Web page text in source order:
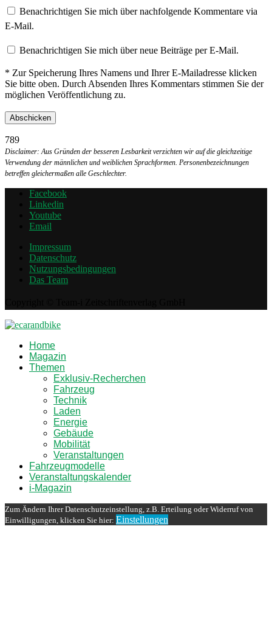
Benachrichtigen Sie mich über nachfolgende Kommentare via
E-Mail.
Benachrichtigen Sie mich über neue Beiträge per E-Mail.
* Zur Speicherung Ihres Namens und Ihrer E-Mailadresse klicken
Sie bitte oben. Durch Absenden Ihres Kommentars stimmen Sie der
möglichen Veröffentlichung zu.
789
Disclaimer: Aus Gründen der besseren Lesbarkeit verzichten wir auf die gleichzeitige
Verwendung der männlichen und weiblichen Sprachformen. Personenbezeichnungen
betreffen gleichermaßen alle Geschlechter.
Facebook
Linkedin
Youtube
Email
Impressum
Datenschutz
Nutzungsbedingungen
Das Team
Home
Magazin
Themen
Exklusiv-Recherchen
Fahrzeug
Technik
Laden
Energie
Gebäude
Mobilität
Veranstaltungen
Fahrzeugmodelle
Veranstaltungskalender
i-Magazin
Zum Ändern Ihrer Datenschutzeinstellung, z.B. Erteilung oder Widerruf von
Einwilligungen, klicken Sie hier: Einstellungen